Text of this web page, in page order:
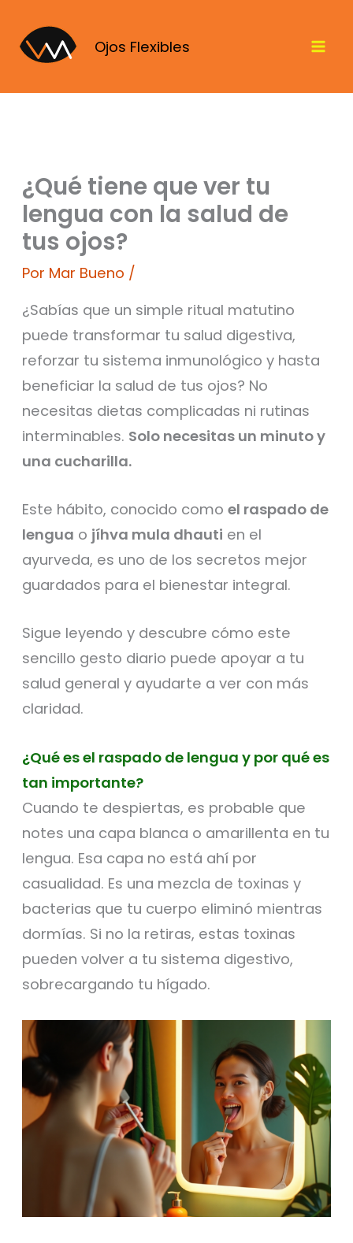
contenido
Ojos Flexibles
¿Qué tiene que ver tu
lengua con la salud de
tus ojos?
Por Mar Bueno /
¿Sabías que un simple ritual matutino
puede transformar tu salud digestiva,
reforzar tu sistema inmunológico y hasta
beneficiar la salud de tus ojos? No
necesitas dietas complicadas ni rutinas
interminables. Solo necesitas un minuto y
una cucharilla.
Este hábito, conocido comoel raspado de
lengua o jíhva mula dhauti en el
ayurveda, es uno de los secretos mejor
guardados para el bienestar integral.
Sigue leyendo y descubre cómo este
sencillo gesto diario puede apoyar a tu
salud general y ayudarte a ver con más
claridad.
¿Qué es el raspado de lengua y por qué es
tan importante?
Cuando te despiertas, es probable que
notes una capa blanca o amarillenta en tu
lengua. Esa capa no está ahí por
casualidad. Es una mezcla de toxinas y
bacterias que tu cuerpo eliminó mientras
dormías. Si no la retiras, estas toxinas
pueden volver a tu sistema digestivo,
sobrecargando tu hígado.